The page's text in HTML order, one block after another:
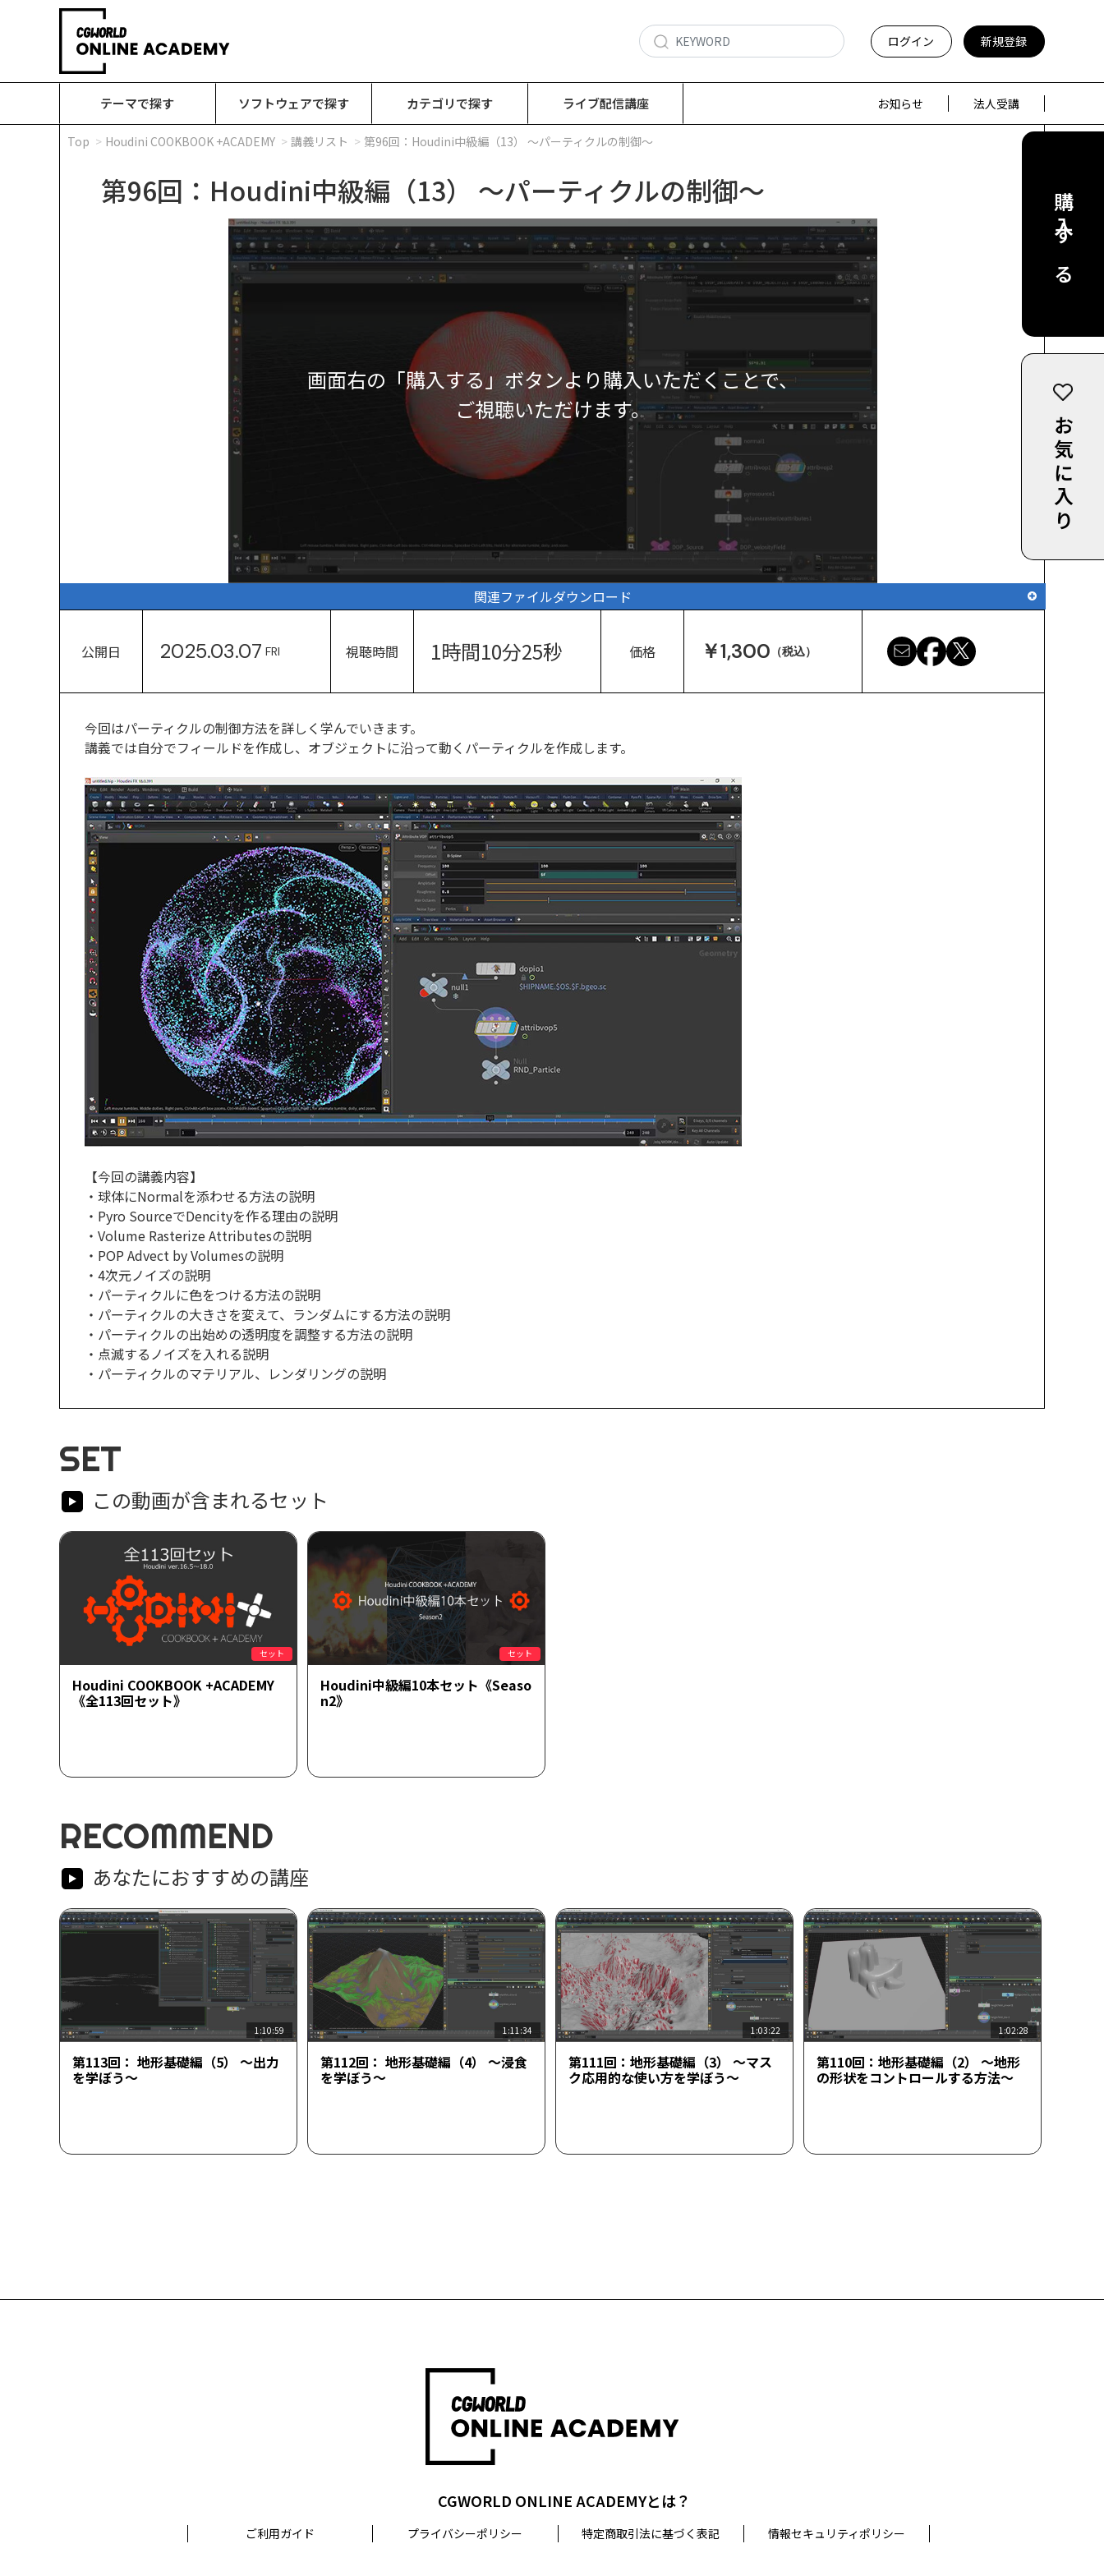
ログイン 新規登録
テーマで探す ソフトウェアで探す カテゴリで探す ライブ配信講座 お知らせ 法人受講
Top Houdini COOKBOOK +ACADEMY 講義リスト 第96回：Houdini中級編（13） ～パーティクルの制御～
第96回：Houdini中級編（13） ～パーティクルの制御～
画面右の「購入する」ボタンより購入いただくことで、
ご視聴いただけます。
関連ファイルダウンロード
購入する
お気に入り
公開日 2025.03.07 FRI 視聴時間 1時間10分25秒 価格 ￥1,300 （税込）
今回はパーティクルの制御方法を詳しく学んでいきます。
講義では自分でフィールドを作成し、オブジェクトに沿って動くパーティクルを作成します。
【今回の講義内容】
・球体にNormalを添わせる方法の説明
・Pyro SourceでDencityを作る理由の説明
・Volume Rasterize Attributesの説明
・POP Advect by Volumesの説明
・4次元ノイズの説明
・パーティクルに色をつける方法の説明
・パーティクルの大きさを変えて、ランダムにする方法の説明
・パーティクルの出始めの透明度を調整する方法の説明
・点滅するノイズを入れる説明
・パーティクルのマテリアル、レンダリングの説明
SET
この動画が含まれるセット
セット
Houdini COOKBOOK +ACADEMY
《全113回セット》
セット
Houdini中級編10本セット《Seaso
n2》
RECOMMEND
あなたにおすすめの講座
1:10:59
第113回： 地形基礎編（5） ～出力
を学ぼう～
1:11:34
第112回： 地形基礎編（4） ～浸食
を学ぼう～
1:03:22
第111回：地形基礎編（3） ～マス
ク応用的な使い方を学ぼう～
1:02:28
第110回：地形基礎編（2） ～地形
の形状をコントロールする方法～
CGWORLD ONLINE ACADEMYとは？
ご利用ガイド プライバシーポリシー 特定商取引法に基づく表記 情報セキュリティポリシー